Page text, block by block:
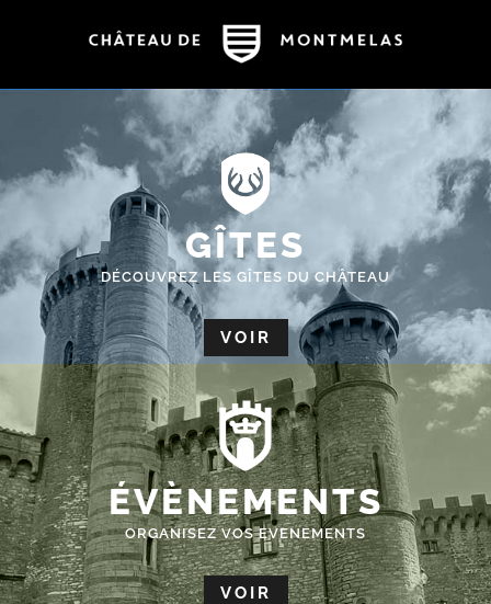
GÎTES
DÉCOUVREZ LES GÎTES DU CHÂTEAU
VOIR
ÉVÈNEMENTS
ORGANISEZ VOS EVENEMENTS
VOIR